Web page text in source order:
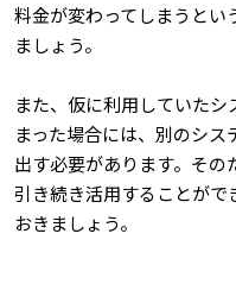
料金が変わってしまうとい
ましょう。
また、仮に利用していた
まった場合には、別のシ
出す必要があります。その
引き続き活用することが
おきましょう。